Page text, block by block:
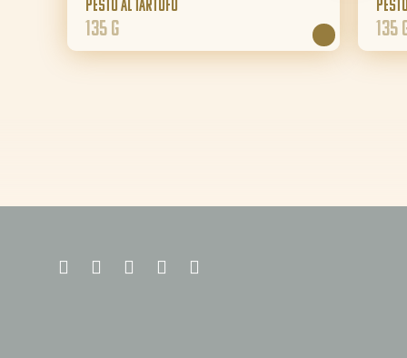
Pesto al Tartufo
135 g 135